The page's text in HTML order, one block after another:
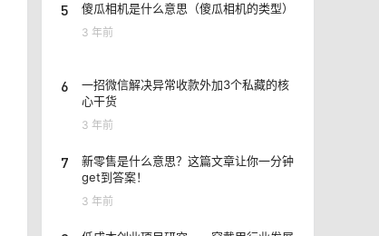
5 傻瓜相机是什么意思（傻瓜相机的类型）
3 年前
6
一招微信解决异常收款外加3个私藏的核
心干货
3 年前
7
新零售是什么意思？这篇文章让你一分钟
get到答案！
3 年前